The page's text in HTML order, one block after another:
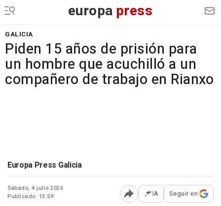
europa press
GALICIA
Piden 15 años de prisión para
un hombre que acuchilló a un
compañero de trabajo en Rianxo
Europa Press Galicia
Sábado, 4 julio 2026
Publicado: 13:59
Abrir opciones para
IA Seguir en